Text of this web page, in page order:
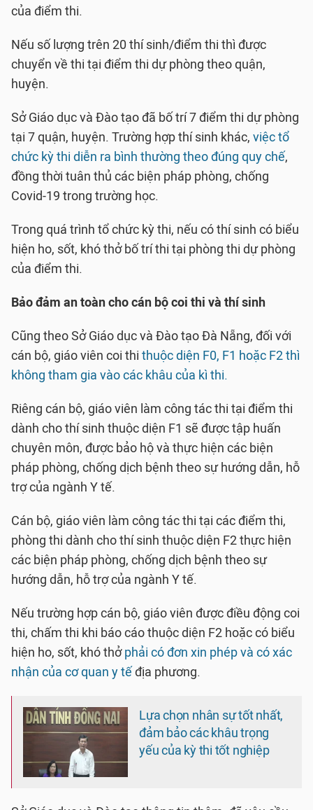
của điểm thi.
Nếu số lượng trên 20 thí sinh/điểm thi thì được
chuyển về thi tại điểm thi dự phòng theo quận,
huyện.
Sở Giáo dục và Đào tạo đã bố trí 7 điểm thi dự phòng
tại 7 quận, huyện. Trường hợp thí sinh khác, việc tổ
chức kỳ thi diễn ra bình thường theo đúng quy chế,
đồng thời tuân thủ các biện pháp phòng, chống
Covid-19 trong trường học.
Trong quá trình tổ chức kỳ thi, nếu có thí sinh có biểu
hiện ho, sốt, khó thở bố trí thi tại phòng thi dự phòng
của điểm thi.
Bảo đảm an toàn cho cán bộ coi thi và thí sinh
Cũng theo Sở Giáo dục và Đào tạo Đà Nẵng, đối với
cán bộ, giáo viên coi thi thuộc diện F0, F1 hoặc F2 thì
không tham gia vào các khâu của kì thi.
Riêng cán bộ, giáo viên làm công tác thi tại điểm thi
dành cho thí sinh thuộc diện F1 sẽ được tập huấn
chuyên môn, được bảo hộ và thực hiện các biện
pháp phòng, chống dịch bệnh theo sự hướng dẫn, hỗ
trợ của ngành Y tế.
Cán bộ, giáo viên làm công tác thi tại các điểm thi,
phòng thi dành cho thí sinh thuộc diện F2 thực hiện
các biện pháp phòng, chống dịch bệnh theo sự
hướng dẫn, hỗ trợ của ngành Y tế.
Nếu trường hợp cán bộ, giáo viên được điều động coi
thi, chấm thi khi báo cáo thuộc diện F2 hoặc có biểu
hiện ho, sốt, khó thởphải có đơn xin phép và có xác
nhận của cơ quan y tếđịa phương.
Lựa chọn nhân sự tốt nhất,
đảm bảo các khâu trọng
yếu của kỳ thi tốt nghiệp